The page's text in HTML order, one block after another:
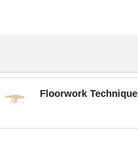
Floorwork Technique